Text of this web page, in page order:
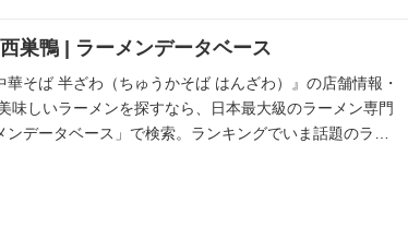
巣鴨 | ラーメンデータベース
そば 半ざわ（ちゅうかそば はんざわ）』の店舗情報・
味しいラーメンを探すなら、日本最大級のラーメン専門
データベース」で検索。ランキングでいま話題のラー